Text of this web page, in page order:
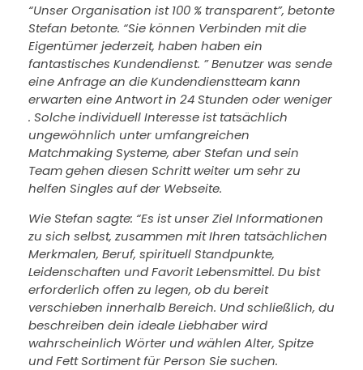
“Unser Organisation ist 100 % transparent”, betonte
Stefan betonte. “Sie können Verbinden mit die
Eigentümer jederzeit, haben haben ein
fantastisches Kundendienst. ” Benutzer was sende
eine Anfrage an die Kundendienstteam kann
erwarten eine Antwort in 24 Stunden oder weniger
. Solche individuell Interesse ist tatsächlich
ungewöhnlich unter umfangreichen
Matchmaking Systeme, aber Stefan und sein
Team gehen diesen Schritt weiter um sehr zu
helfen Singles auf der Webseite.
Wie Stefan sagte: “Es ist unser Ziel Informationen
zu sich selbst, zusammen mit Ihren tatsächlichen
Merkmalen, Beruf, spirituell Standpunkte,
Leidenschaften und Favorit Lebensmittel. Du bist
erforderlich offen zu legen, ob du bereit
verschieben innerhalb Bereich. Und schließlich, du
beschreiben dein ideale Liebhaber wird
wahrscheinlich Wörter und wählen Alter, Spitze
und Fett Sortiment für Person Sie suchen.